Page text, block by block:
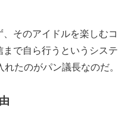
そのアイドルを楽しむコ
で自ら行うというシステ
たのがパン議長なのだ。